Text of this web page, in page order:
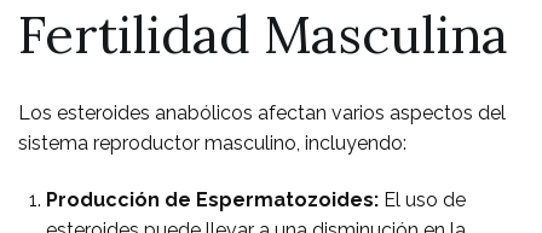
Fertilidad Masculina
Los esteroides anabólicos afectan varios aspectos del
sistema reproductor masculino, incluyendo:
Producción de Espermatozoides: El uso de